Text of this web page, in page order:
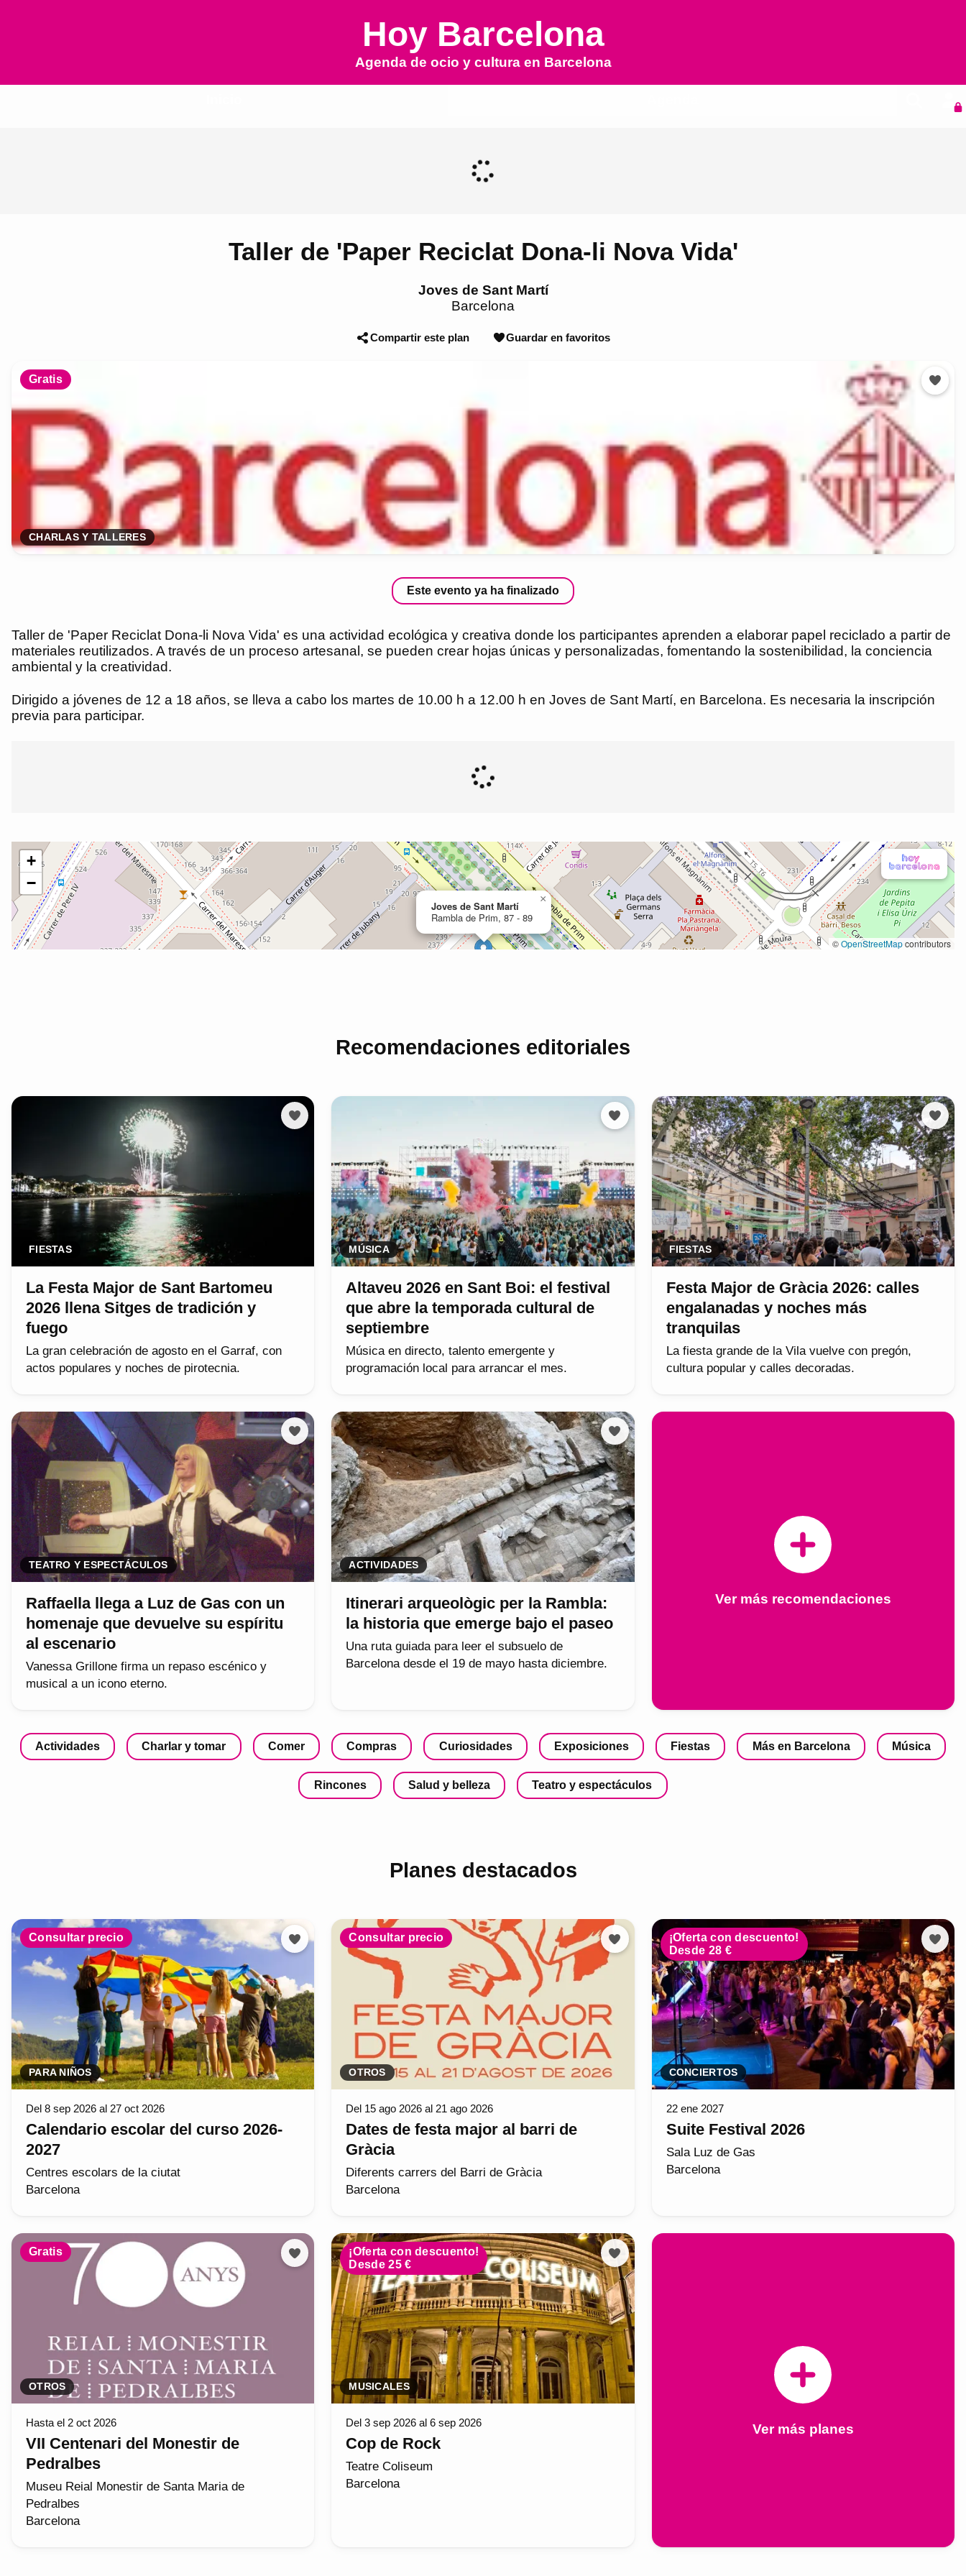
Hoy Barcelona
Agenda de ocio y cultura en Barcelona
Taller de 'Paper Reciclat Dona-li Nova Vida'
Joves de Sant Martí
Barcelona
Compartir este plan Guardar en favoritos
Gratis
CHARLAS Y TALLERES
Este evento ya ha finalizado
Taller de 'Paper Reciclat Dona-li Nova Vida' es una actividad ecológica y creativa donde los participantes aprenden a elaborar papel reciclado a partir de
materiales reutilizados. A través de un proceso artesanal, se pueden crear hojas únicas y personalizadas, fomentando la sostenibilidad, la conciencia
ambiental y la creatividad.
Dirigido a jóvenes de 12 a 18 años, se lleva a cabo los martes de 10.00 h a 12.00 h en Joves de Sant Martí, en Barcelona. Es necesaria la inscripción
previa para participar.
Recomendaciones editoriales
FIESTAS
La Festa Major de Sant Bartomeu
2026 llena Sitges de tradición y
fuego
La gran celebración de agosto en el Garraf, con
actos populares y noches de pirotecnia.
MÚSICA
Altaveu 2026 en Sant Boi: el festival
que abre la temporada cultural de
septiembre
Música en directo, talento emergente y
programación local para arrancar el mes.
FIESTAS
Festa Major de Gràcia 2026: calles
engalanadas y noches más
tranquilas
La fiesta grande de la Vila vuelve con pregón,
cultura popular y calles decoradas.
TEATRO Y ESPECTÁCULOS
Raffaella llega a Luz de Gas con un
homenaje que devuelve su espíritu
al escenario
Vanessa Grillone firma un repaso escénico y
musical a un icono eterno.
ACTIVIDADES
Itinerari arqueològic per la Rambla:
la historia que emerge bajo el paseo
Una ruta guiada para leer el subsuelo de
Barcelona desde el 19 de mayo hasta diciembre.
Ver más recomendaciones
Actividades Charlar y tomar Comer Compras Curiosidades Exposiciones Fiestas Más en Barcelona Música
Rincones Salud y belleza Teatro y espectáculos
Planes destacados
Consultar precio
PARA NIÑOS
Del 8 sep 2026 al 27 oct 2026
Calendario escolar del curso 2026-
2027
Centres escolars de la ciutat
Barcelona
Consultar precio
OTROS
Del 15 ago 2026 al 21 ago 2026
Dates de festa major al barri de
Gràcia
Diferents carrers del Barri de Gràcia
Barcelona
¡Oferta con descuento!
Desde 28 €
CONCIERTOS
22 ene 2027
Suite Festival 2026
Sala Luz de Gas
Barcelona
Gratis
OTROS
Hasta el 2 oct 2026
VII Centenari del Monestir de
Pedralbes
Museu Reial Monestir de Santa Maria de
Pedralbes
Barcelona
¡Oferta con descuento!
Desde 25 €
MUSICALES
Del 3 sep 2026 al 6 sep 2026
Cop de Rock
Teatre Coliseum
Barcelona
Ver más planes